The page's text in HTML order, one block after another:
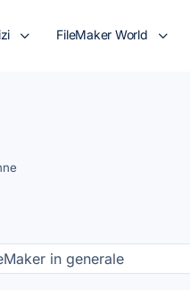
FileMaker World